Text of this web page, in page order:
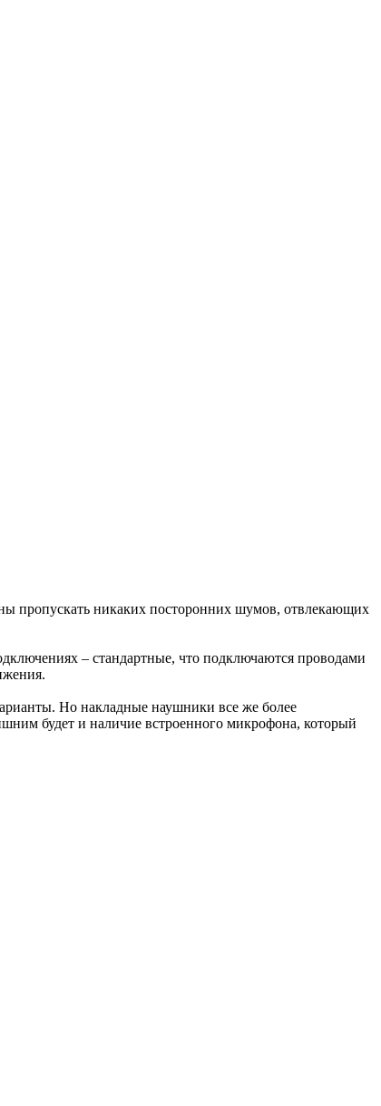
пропускать никаких посторонних шумов, отвлекающих
– стандартные, что подключаются проводами
Но накладные наушники все же более
будет и наличие встроенного микрофона, который